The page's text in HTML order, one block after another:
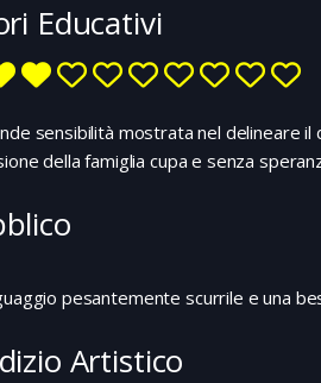
Educativi
sensibilità mostrata nel delineare
della famiglia cupa e senza
pesantemente scurrile e una
Artistico